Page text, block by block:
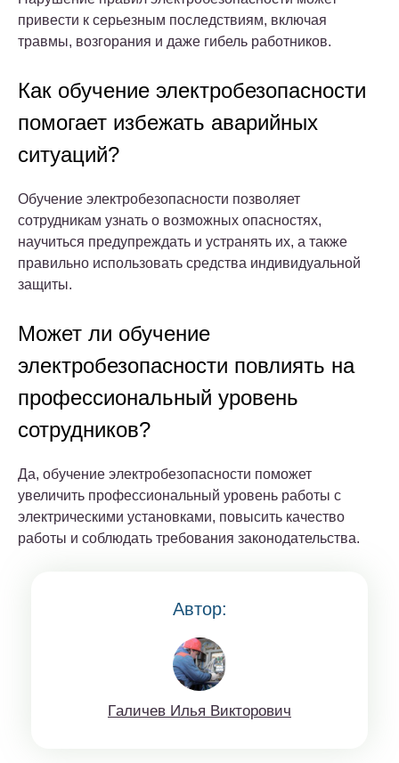
привести к серьезным последствиям, включая
травмы, возгорания и даже гибель работников.
Как обучение электробезопасности
помогает избежать аварийных
ситуаций?
Обучение электробезопасности позволяет
сотрудникам узнать о возможных опасностях,
научиться предупреждать и устранять их, а также
правильно использовать средства индивидуальной
защиты.
Может ли обучение
электробезопасности повлиять на
профессиональный уровень
сотрудников?
Да, обучение электробезопасности поможет
увеличить профессиональный уровень работы с
электрическими установками, повысить качество
работы и соблюдать требования законодательства.
Автор:
Гaличeв Илья Виктoрoвич